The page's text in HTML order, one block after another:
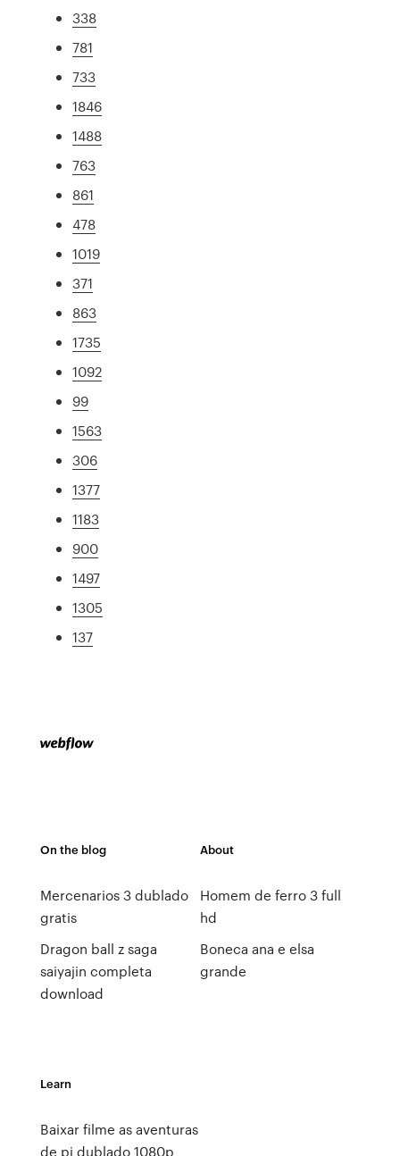
338
781
733
1846
1488
763
861
478
1019
371
863
1735
1092
99
1563
306
1377
1183
900
1497
1305
137
On the blog
Mercenarios 3 dublado
gratis
Dragon ball z saga
saiyajin completa
download
About
Homem de ferro 3 full
hd
Boneca ana e elsa
grande
Learn
Baixar filme as aventuras
de pi dublado 1080p